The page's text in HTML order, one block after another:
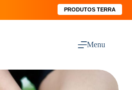
PRODUTOS TERRA
Menu